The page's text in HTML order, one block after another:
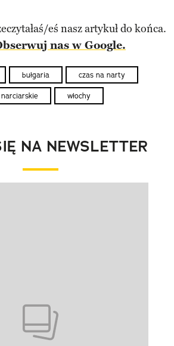
eś nasz artykuł do końca.
nas w Google.
bułgaria czas na narty
włochy
NA NEWSLETTER